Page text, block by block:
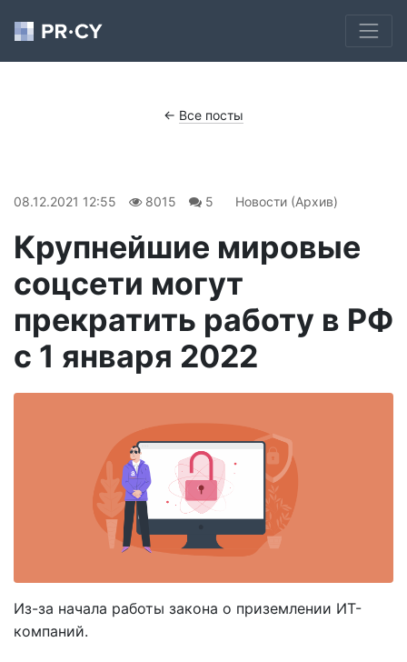
← Все посты
08.12.2021 12:55 8015 5 Новости (Архив)
Крупнейшие мировые
соцсети могут
прекратить работу в РФ
с 1 января 2022
Из-за начала работы закона о приземлении ИТ-
компаний.